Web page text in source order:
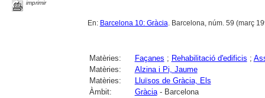
imprimir
En: Barcelona 10: Gràcia. Barcelona, núm. 59 (març
Matèries: Façanes ; Rehabilitació d'edificis ;
Matèries:
Alzina i Pi, Jaume
Matèries:
Lluïsos de Gràcia, Els
Àmbit:
Gràcia- Barcelona